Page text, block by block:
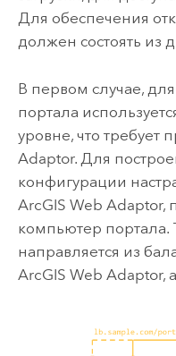
Для обеспечения
должен состоять из
В первом случае,
портала
уровне, что требует
Adaptor. Для
конфигурации
ArcGIS Web Adaptor,
компьютер портала.
направляется из
ArcGIS Web Adaptor,